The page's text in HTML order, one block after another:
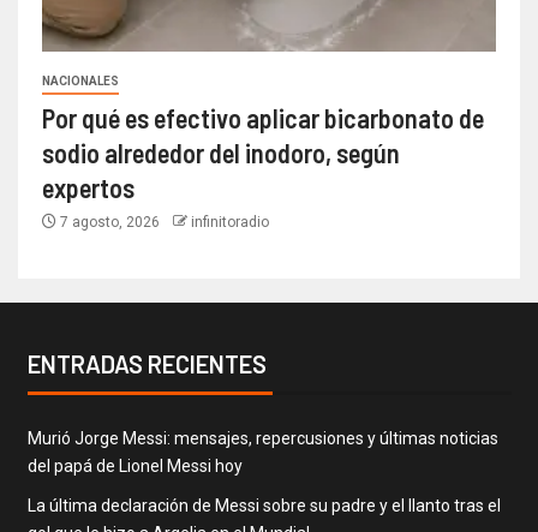
NACIONALES
Por qué es efectivo aplicar bicarbonato de
sodio alrededor del inodoro, según
expertos
7 agosto, 2026 infinitoradio
ENTRADAS RECIENTES
Murió Jorge Messi: mensajes, repercusiones y últimas noticias
del papá de Lionel Messi hoy
La última declaración de Messi sobre su padre y el llanto tras el